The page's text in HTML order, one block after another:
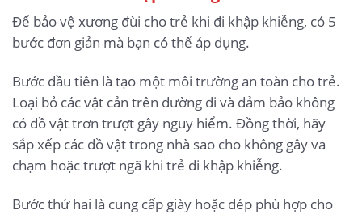
Để bảo vệ xương đùi cho trẻ khi đi khập khiễng, có 5
bước đơn giản mà bạn có thể áp dụng.
Bước đầu tiên là tạo một môi trường an toàn cho trẻ.
Loại bỏ các vật cản trên đường đi và đảm bảo không
có đồ vật trơn trượt gây nguy hiểm. Đồng thời, hãy
sắp xếp các đồ vật trong nhà sao cho không gây va
chạm hoặc trượt ngã khi trẻ đi khập khiễng.
Bước thứ hai là cung cấp giày hoặc dép phù hợp cho